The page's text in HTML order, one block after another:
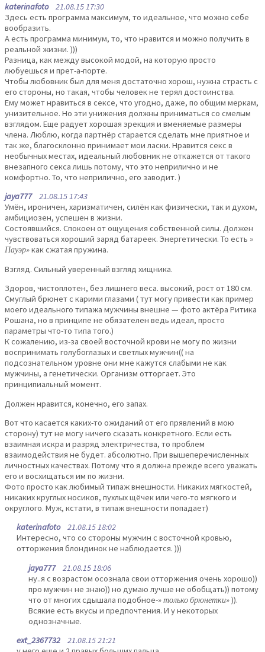
katerinafoto21.08.15 17:30
Здесь есть программа максимум, то идеальное, что можно себе
вообразить.
А есть программа минимум, то, что нравится и можно получить в
реальной жизни. )))
Разница, как между высокой модой, на которую просто
любуешься и прет-а-порте.
Чтобы любовник был для меня достаточно хорош, нужна страсть с
его стороны, но такая, чтобы человек не терял достоинства.
Ему может нравиться в сексе, что угодно, даже, по общим меркам,
унизительное. Но эти унижения должны приниматься со смелым
взглядом. Еще радует хорошая эрекция и вменяемые размеры
члена. Люблю, когда партнёр старается сделать мне приятное и
так же, благосклонно принимает мои ласки. Нравится секс в
необычных местах, идеальный любовник не откажется от такого
внезапного секса лишь потому, что это неприлично и не
комфортно. То, что неприлично, его заводит. )
jaya77721.08.15 17:43
Умён, ироничен, харизматичен, силён как физически, так и духом,
амбициозен, успешен в жизни.
Состоявшийся. Спокоен от ощущения собственной силы. Должен
чувствоваться хороший заряд батареек. Энергетически. То есть »
Пауэр»как сжатая пружина.
Взгляд. Сильный уверенный взгляд хищника.
Здоров, чистоплотен, без лишнего веса. высокий, рост от 180 см.
Смуглый брюнет с карими глазами ( тут могу привести как пример
моего идеального типажа мужчины внешне — фото актёра Ритика
Рошана, но в принципе не обязателен ведь идеал, просто
параметры что-то типа того.)
К сожалению, из-за своей восточной крови не могу по жизни
воспринимать голубоглазых и светлых мужчин(( на
подсознательном уровне они мне кажутся слабыми не как
мужчины, а генетически. Организм отторгает. Это
принципиальный момент.
Должен нравится, конечно, его запах.
Вот что касается каких-то ожиданий от его прявлений в мою
сторону) тут не могу ничего сказать конкретного. Если есть
взаимная искра и разряд электричества, то проблем
взаимодействия не будет. абсолютно. При вышеперечисленных
личностных качествах. Потому что я должна прежде всего уважать
его и восхищаться им по жизни.
Фото просто как любимый типаж внешности. Никаких мягкостей,
никаких круглых носиков, пухлых щёчек или чего-то мягкого и
округлого. Муж, кстати, в типаж внешности попадает)
katerinafoto21.08.15 18:02
Интересно, что со стороны мужчин с восточной кровью,
отторжения блондинок не наблюдается. )))
jaya77721.08.15 18:06
ну..я с возрастом осознала свои отторжения очень хорошо))
про мужчин не знаю)) но думаю лучше не обобщать)) потому
что от многих сдышала подобное-» только брюнетки»)).
Всякие есть вкусы и предпочтения. И у некоторых
однозначные.
ext_2367732 21.08.15 21:21